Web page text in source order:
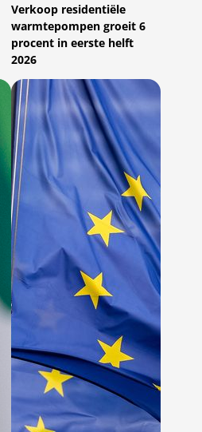
Verkoop residentiële
warmtepompen groeit 6
procent in eerste helft
2026